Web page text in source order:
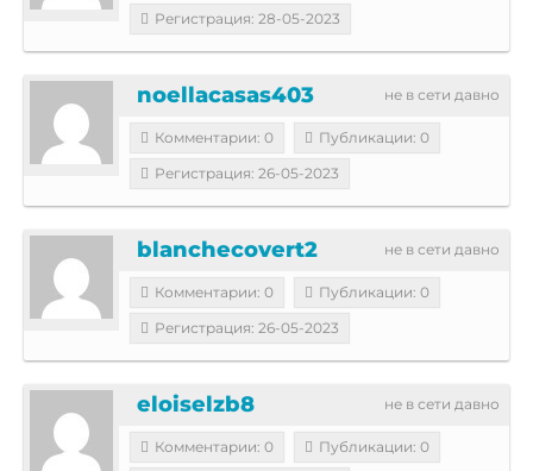
Регистрация: 28-05-2023
не в сети давно
noellacasas403
Комментарии: 0
Публикации: 0
Регистрация: 26-05-2023
не в сети давно
blanchecovert2
Комментарии: 0
Публикации: 0
Регистрация: 26-05-2023
не в сети давно
eloiselzb8
Комментарии: 0
Публикации: 0